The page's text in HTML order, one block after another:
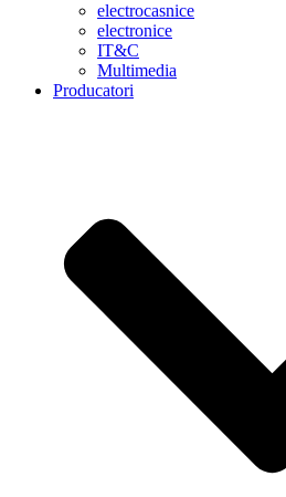
electrocasnice
electronice
IT&C
Multimedia
Producatori